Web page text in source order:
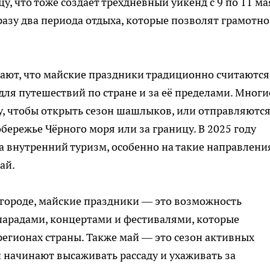
два периода отдыха, которые позволят грамотно
что майские праздники традиционно считаются
путешествий по стране и за её пределами.
чтобы открыть сезон шашлыков, или
Чёрного моря или за границу. В 2025 году
внутренний туризм, особенно на такие
майские праздники — это возможность
концертами и фестивалями, которые
страны. Также май — это сезон активных
высаживать рассаду и ухаживать за